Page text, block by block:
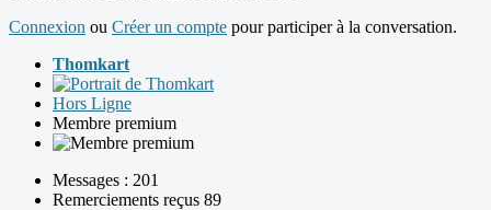
Connexion ou Créer un compte pour participer à la conversation.
Thomkart
Hors Ligne
Membre premium
Messages : 201
Remerciements reçus 89